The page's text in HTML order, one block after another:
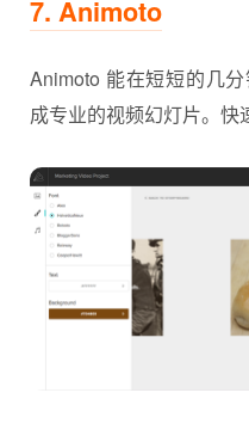
7. Animoto
Animoto 能在短短的几
成专业的视频幻灯片。快